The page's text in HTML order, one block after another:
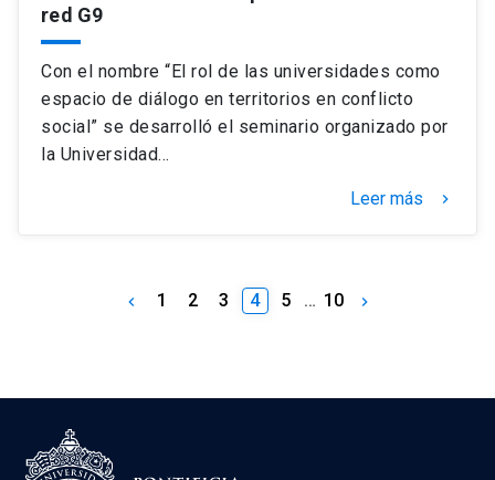
red G9
Con el nombre “El rol de las universidades como
espacio de diálogo en territorios en conflicto
social” se desarrolló el seminario organizado por
la Universidad…
Leer más keyboard_arrow_right
keyboard_arrow_left 1 2 3 4 5 … 10 keyboard_arrow_right